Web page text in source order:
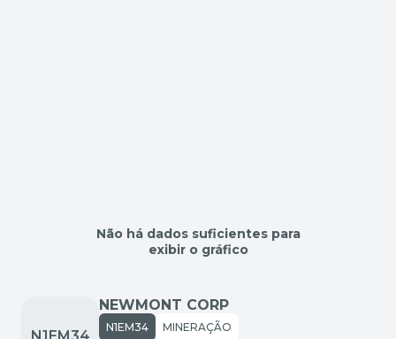
Não há dados suficientes para
exibir o gráfico
NEWMONT CORP
N1EM34 MINERAÇÃO